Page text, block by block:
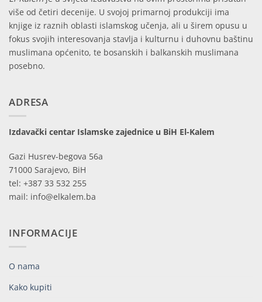
više od četiri decenije. U svojoj primarnoj produkciji ima
knjige iz raznih oblasti islamskog učenja, ali u širem opusu u
fokus svojih interesovanja stavlja i kulturnu i duhovnu baštinu
muslimana općenito, te bosanskih i balkanskih muslimana
posebno.
ADRESA
Izdavački centar Islamske zajednice u BiH El-Kalem
Gazi Husrev-begova 56a
71000 Sarajevo, BiH
tel: +387 33 532 255
mail: info@elkalem.ba
INFORMACIJE
O nama
Kako kupiti